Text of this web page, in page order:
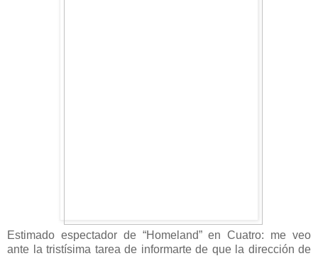
Estimado espectador de “Homeland” en Cuatro: me veo
ante la tristísima tarea de informarte de que la dirección de